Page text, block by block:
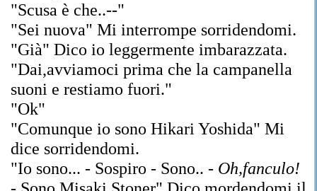
"Scusa è che..--"
"Sei nuova" Mi interrompe sorridendomi.
"Già" Dico io leggermente imbarazzata.
"Dai,avviamoci prima che la campanella
suoni e restiamo fuori."
"Ok"
"Comunque io sono Hikari Yoshida" Mi
dice sorridendomi.
"Io sono... - Sospiro - Sono.. - Oh,fanculo!